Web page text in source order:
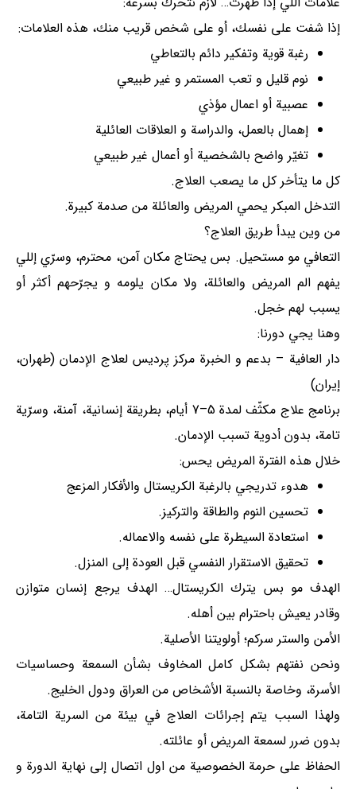
إذا شفت على نفسك، أو على شخص قريب منك، هذه العلامات:
رغبة قوية وتفكير دائم بالتعاطي
نوم قليل و تعب المستمر و غير طبيعي
عصبية أو اعمال مؤذي
إهمال بالعمل، والدراسة و العلاقات العائلیة
تغيّر واضح بالشخصية أو أعمال غير طبيعي
کل ما يتأخر کل ما يصعب العلاج.
التدخل المبكر يحمي المريض والعائلة من صدمة كبيرة.
من وين يبدأ طريق العلاج؟
التعافي مو مستحيل. بس يحتاج مكان آمن، محترم، وسرّي إللي
يفهم الم المريض والعائلة، ولا مكان يلومه و يجرّحهم أكثر أو
يسبب لهم خجل.
وهنا يجي دورنا:
دار العافية – بدعم و الخبرة مركز پرديس لعلاج الإدمان (طهران،
إيران)
برنامج علاج مكثّف لمدة 5–7 أيام، بطريقة إنسانية، آمنة، وسرّية
تامة، بدون أدوية تسبب الإدمان.
خلال هذه الفترة المريض يحس:
هدوء تدريجي بالرغبة الكريستال والأفكار المزعج
تحسين النوم والطاقة والتركيز.
استعادة السيطرة على نفسه والاعماله.
تحقيق الاستقرار النفسي قبل العودة إلى المنزل.
الهدف مو بس يترك الكريستال… الهدف يرجع إنسان متوازن
وقادر يعيش باحترام بين أهله.
الأمن والستر سركم؛ أولويتنا الأصلية.
ونحن نفتهم بشكل كامل المخاوف بشأن السمعة وحساسيات
الأسرة، وخاصة بالنسبة الأشخاص من العراق ودول الخليج.
ولهذا السبب يتم إجرائات العلاج في بيئة من السرية التامة،
بدون ضرر لسمعة المريض أو عائلته.
الحفاظ على حرمة الخصوصية من اول اتصال إلی نهاية الدورة و